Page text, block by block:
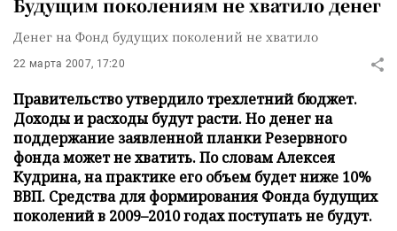
Будущим поколениям не хватило денег
Денег на Фонд будущих поколений не хватило
22 марта 2007, 17:20
Правительство утвердило трехлетний бюджет.
Доходы и расходы будут расти. Но денег на
поддержание заявленной планки Резервного
фонда может не хватить. По словам Алексея
Кудрина, на практике его объем будет ниже 10%
ВВП. Средства для формирования Фонда будущих
поколений в 2009–2010 годах поступать не будут.